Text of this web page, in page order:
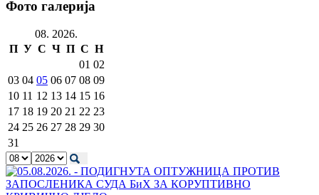
Фото галерија
08. 2026.
П У С Ч П С Н
01 02
03 04 05 06 07 08 09
10 11 12 13 14 15 16
17 18 19 20 21 22 23
24 25 26 27 28 29 30
31